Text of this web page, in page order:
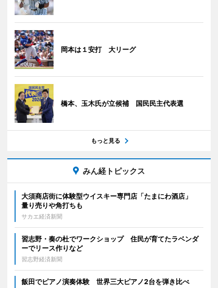
岡本は１安打 大リーグ
橋本、玉木氏が立候補 国民民主代表選
もっと見る
みん経トピックス
大須商店街に体験型ウイスキー専門店「たまにわ酒店」
量り売りや角打ちも
サカエ経済新聞
習志野・奏の杜でワークショップ 住民が育てたラベンダ
ーでリース作りなど
習志野経済新聞
飯田でピアノ演奏体験 世界三大ピアノ2台を弾き比べ